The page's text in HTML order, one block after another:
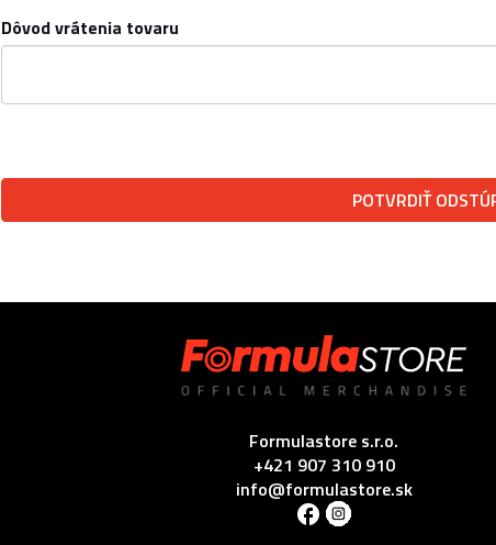
Dôvod vrátenia tovaru
Formulastore s.r.o.
+421 907 310 910
info@formulastore.sk